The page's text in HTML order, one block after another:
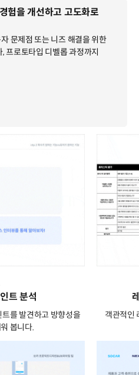
험을 개선하고 고도화로
문제점 또는 니즈 해결을 위한
프로토타입 디벨롭 과정까지
트 분석
를 발견하고 방향성을
봅니다.
객관적인